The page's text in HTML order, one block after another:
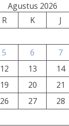
Agustus 2026
R K J
5 6 7
12 13 14
19 20 21
26 27 28